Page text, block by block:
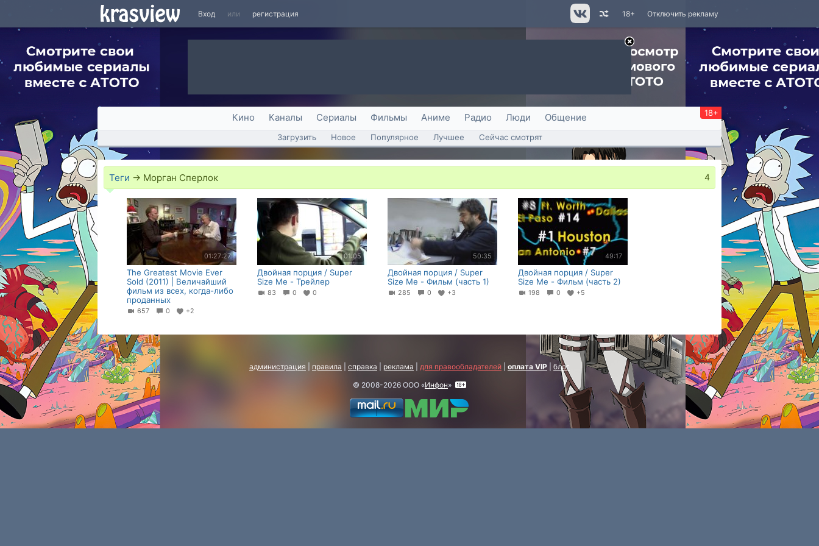
Вход или регистрация Отключить рекламу
18+
Кино Каналы Сериалы Фильмы Аниме Радио Люди Общение 18+
Загрузить Новое Популярное Лучшее Сейчас смотрят
Теги → Морган Сперлок 4
01:27:27
The Greatest Movie Ever
Sold (2011) | Величайший
фильм из всех, когда-либо
проданных
657 0 +2
01:05
Двойная порция / Super
Size Me - Трейлер
83 0 0
50:35
Двойная порция / Super
Size Me - Фильм (часть 1)
285 0 +3
49:17
Двойная порция / Super
Size Me - Фильм (часть 2)
198 0 +5
администрация правила справка реклама для правообладателей оплата VIP
блог
© 2008-2026 ООО «Инфон»